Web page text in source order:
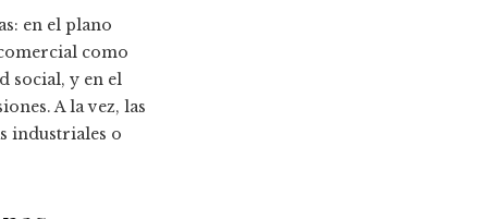
en el plano
como
social, y en el
A la vez, las
industriales o